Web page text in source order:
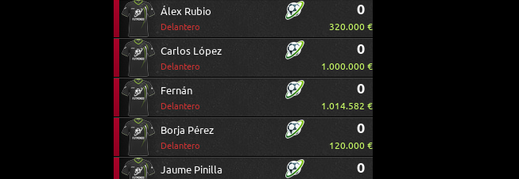
Álex Rubio
Delantero
0
320.000 €
Carlos López
Delantero
0
1.000.000 €
Fernán
Delantero
0
1.014.582 €
Borja Pérez
Delantero
0
120.000 €
Jaume Pinilla 0